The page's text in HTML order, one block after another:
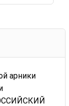
арники